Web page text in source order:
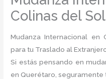
Colinas del Sol
Mudanza Internacional en
para tu Traslado al
Si estás pensando en
en Querétaro, seguramente